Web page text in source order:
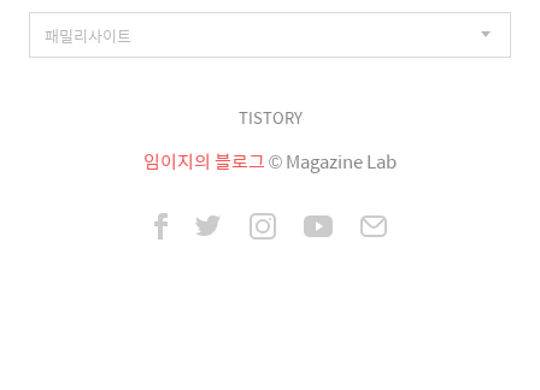
TISTORY
임이지의 블로그© Magazine Lab